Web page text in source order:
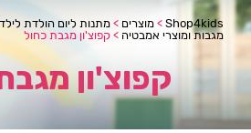
Shop4kids
> מוצרים > מתנות ליום הולדת
מגבות ומוצרי אמבטיה > קפוצ'ון מגבת כחול
קפוצ'ון